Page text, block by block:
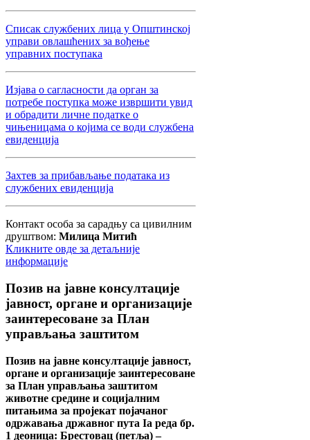
Списак службених лица у Општинској
управи овлашћених за вођење
управних поступака
Изјава о сагласности да орган за
потребе поступка може извршити увид
и обрадити личне податке о
чињеницама о којима се води службена
евиденција
Захтев за прибављање података из
службених евиденција
Контакт особа за сарадњу са цивилним
друштвом: Милица Митић
Кликните овде за детаљније
информације
Позив на јавне консултације
јавност, органе и организације
заинтересоване за План
управљања заштитом
Позив на јавне консултације јавност,
органе и организације заинтересоване
за План управљања заштитом
животне средине и социјалним
питањима за пројекат појачаног
одржавања државног пута Ia реда бр.
1 деоница: Брестовац (петља) –